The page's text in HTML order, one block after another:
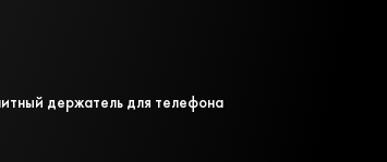
держатель для телефона